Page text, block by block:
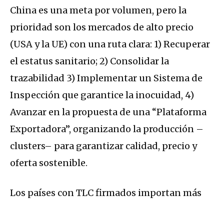
China es una meta por volumen, pero la
prioridad son los mercados de alto precio
(USA y la UE) con una ruta clara: 1) Recuperar
el estatus sanitario; 2) Consolidar la
trazabilidad 3) Implementar un Sistema de
Inspección que garantice la inocuidad, 4)
Avanzar en la propuesta de una “Plataforma
Exportadora”, organizando la producción –
clusters– para garantizar calidad, precio y
oferta sostenible.
Los países con TLC firmados importan más